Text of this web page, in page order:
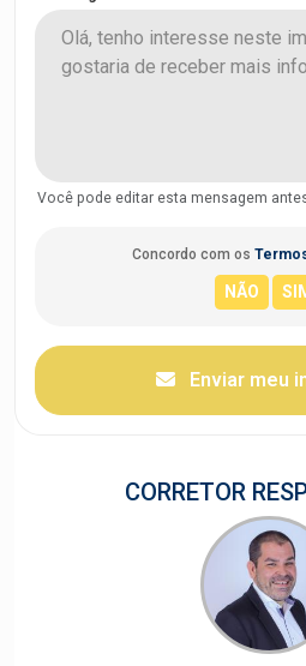
Você pode editar esta mensagem
Concordo com os
Enviar meu
CORRETOR